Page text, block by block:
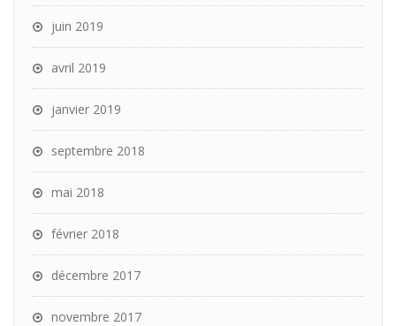
juin 2019
avril 2019
janvier 2019
septembre 2018
mai 2018
février 2018
décembre 2017
novembre 2017